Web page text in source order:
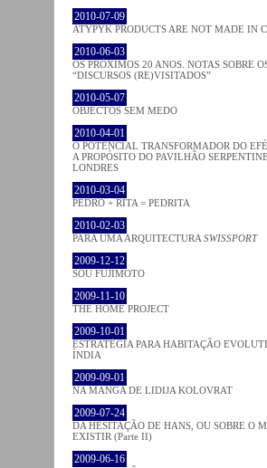
2010-07-09
ATYPYK PRODUCTS ARE NOT MADE IN
2010-06-03
OS PRÓXIMOS 20 ANOS. NOTAS SOBRE
“DISCURSOS (RE)VISITADOS”
2010-05-07
OBJECTOS SEM MEDO
2010-04-01
O POTENCIAL TRANSFORMADOR DO
A PROPÓSITO DO PAVILHÃO
LONDRES
2010-03-04
PEDRO + RITA = PEDRITA
2010-02-03
PARA UMA ARQUITECTURA SWISSPORT
2009-12-12
SOU FUJIMOTO
2009-11-10
THE HOME PROJECT
2009-10-01
ESTRATÉGIA PARA HABITAÇÃO
ÍNDIA
2009-09-01
NA MANGA DE LIDIJA KOLOVRAT
2009-07-24
DA HESITAÇÃO DE HANS, OU SOBRE O
EXISTIR (Parte II)
2009-06-16